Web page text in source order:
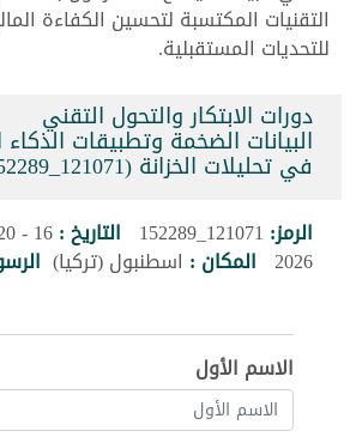
التقنيات المكتسبة لتحسين الكفاءة
للتحديات المستقبلية.
دورات الابتكار والتحول التقني
البيانات الضخمة وتطبيقات
في تحليلات الخزانة (121071_152289)
الرمز: 121071_152289 التاريخ :
2026 المكان : اسطنبول (تركيا)
الاسم الأول